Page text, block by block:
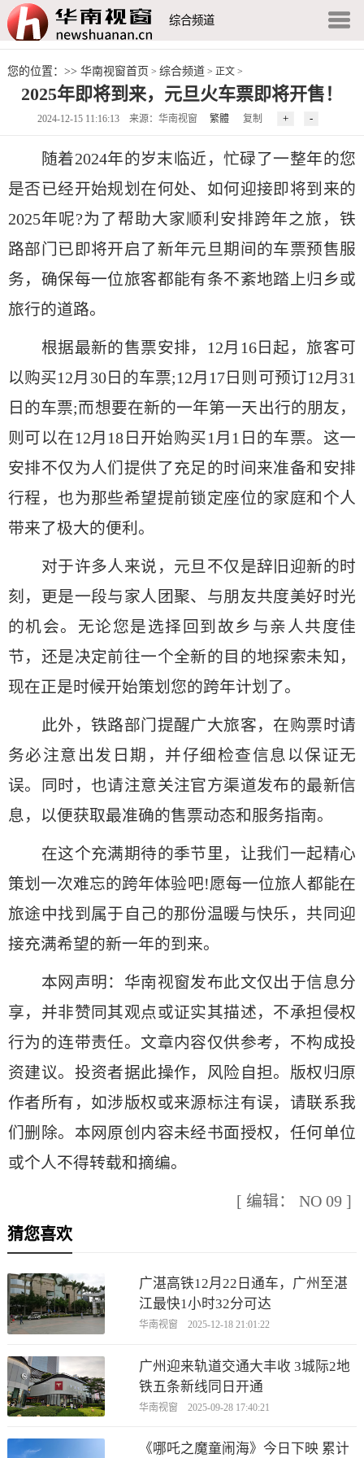
综合频道
您的位置：>> 华南视窗首页 > 综合频道 > 正文 >
2025年即将到来，元旦火车票即将开售！
2024-12-15 11:16:13 来源：华南视窗 繁體 复制
随着2024年的岁末临近，忙碌了一整年的您
是否已经开始规划在何处、如何迎接即将到来的
2025年呢?为了帮助大家顺利安排跨年之旅，铁
路部门已即将开启了新年元旦期间的车票预售服
务，确保每一位旅客都能有条不紊地踏上归乡或
旅行的道路。
根据最新的售票安排，12月16日起，旅客可
以购买12月30日的车票;12月17日则可预订12月31
日的车票;而想要在新的一年第一天出行的朋友，
则可以在12月18日开始购买1月1日的车票。这一
安排不仅为人们提供了充足的时间来准备和安排
行程，也为那些希望提前锁定座位的家庭和个人
带来了极大的便利。
对于许多人来说，元旦不仅是辞旧迎新的时
刻，更是一段与家人团聚、与朋友共度美好时光
的机会。无论您是选择回到故乡与亲人共度佳
节，还是决定前往一个全新的目的地探索未知，
现在正是时候开始策划您的跨年计划了。
此外，铁路部门提醒广大旅客，在购票时请
务必注意出发日期，并仔细检查信息以保证无
误。同时，也请注意关注官方渠道发布的最新信
息，以便获取最准确的售票动态和服务指南。
在这个充满期待的季节里，让我们一起精心
策划一次难忘的跨年体验吧!愿每一位旅人都能在
旅途中找到属于自己的那份温暖与快乐，共同迎
接充满希望的新一年的到来。
本网声明：华南视窗发布此文仅出于信息分
享，并非赞同其观点或证实其描述，不承担侵权
行为的连带责任。文章内容仅供参考，不构成投
资建议。投资者据此操作，风险自担。版权归原
作者所有，如涉版权或来源标注有误，请联系我
们删除。本网原创内容未经书面授权，任何单位
或个人不得转载和摘编。
[ 编辑： NO 09 ]
猜您喜欢
广湛高铁12月22日通车，广州至湛
江最快1小时32分可达
华南视窗 2025-12-18 21:01:22
广州迎来轨道交通大丰收 3城际2地
铁五条新线同日开通
华南视窗 2025-09-28 17:40:21
《哪吒之魔童闹海》今日下映 累计